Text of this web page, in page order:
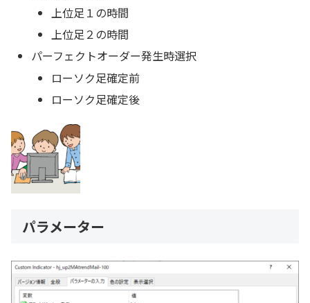
上位足１の時間
上位足２の時間
パーフェクトオーダー発生時選択
ローソク足確定前
ローソク足確定後
パラメーター